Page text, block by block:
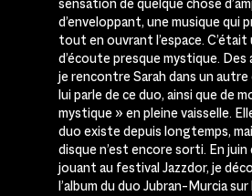
sensation de quelque chose
d’enveloppant, une musique qui
tout en ouvrant l’espace.
d’écoute presque mystique. Des
je rencontre Sarah dans un
lui parle de ce duo, ainsi que de
mystique » en pleine vaisselle.
duo existe depuis longtemps,
disque n’est encore sorti. En juin
jouant au festival Jazzdor, je
l’album du duo Jubran–Murcia sur